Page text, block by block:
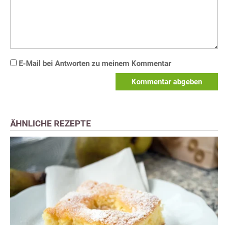
E-Mail bei Antworten zu meinem Kommentar
Kommentar abgeben
ÄHNLICHE REZEPTE